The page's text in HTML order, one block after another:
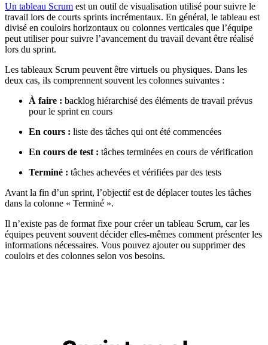
Un tableau Scrum est un outil de visualisation utilisé pour suivre le
travail lors de courts sprints incrémentaux. En général, le tableau est
divisé en couloirs horizontaux ou colonnes verticales que l’équipe
peut utiliser pour suivre l’avancement du travail devant être réalisé
lors du sprint.
Les tableaux Scrum peuvent être virtuels ou physiques. Dans les
deux cas, ils comprennent souvent les colonnes suivantes :
À faire : backlog hiérarchisé des éléments de travail prévus
pour le sprint en cours
En cours : liste des tâches qui ont été commencées
En cours de test : tâches terminées en cours de vérification
Terminé : tâches achevées et vérifiées par des tests
Avant la fin d’un sprint, l’objectif est de déplacer toutes les tâches
dans la colonne « Terminé ».
Il n’existe pas de format fixe pour créer un tableau Scrum, car les
équipes peuvent souvent décider elles-mêmes comment présenter les
informations nécessaires. Vous pouvez ajouter ou supprimer des
couloirs et des colonnes selon vos besoins.